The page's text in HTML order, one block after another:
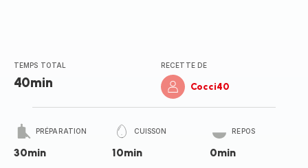
TEMPS TOTAL
40min
RECETTE DE
Cocci40
PRÉPARATION
30min
CUISSON
10min
REPOS
0min